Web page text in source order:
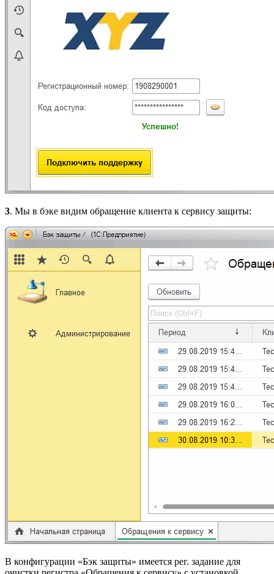
3. Мы в бэке видим обращение клиента к сервису защиты:
В конфигурации «Бэк защиты» имеется рег. задание для